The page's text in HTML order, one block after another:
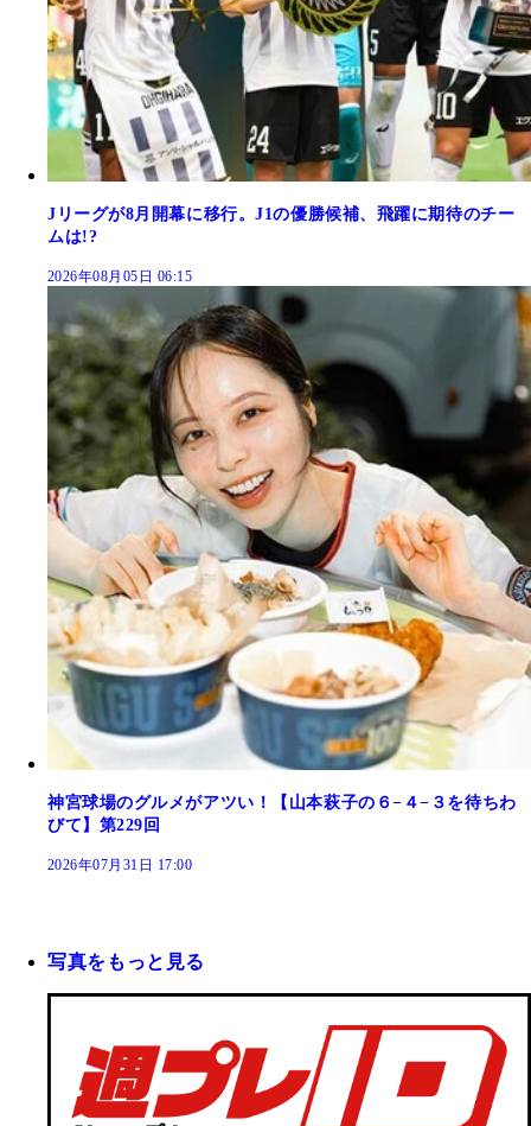
Jリーグが8月開幕に移行。J1の優勝候補、飛躍に期待のチー
ムは!?
2026年08月05日 06:15
神宮球場のグルメがアツい！【山本萩子の６−４−３を待ちわ
びて】第229回
2026年07月31日 17:00
写真をもっと見る